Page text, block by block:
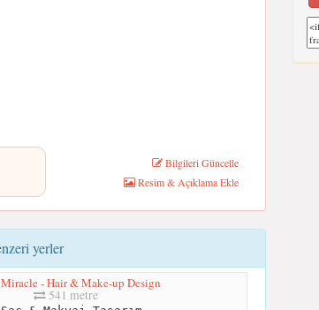
Bilgileri Güncelle
Resim & Açıklama Ekle
yerler
- Hair & Make-up Design
541 metre